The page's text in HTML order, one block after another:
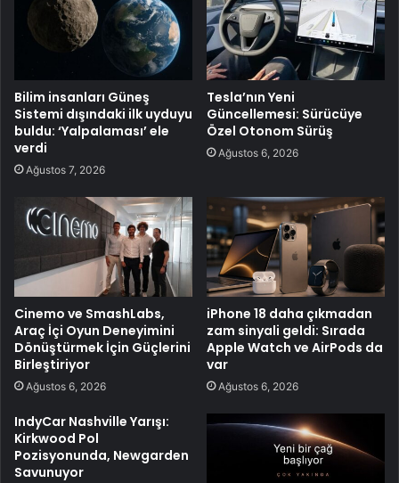
Bilim insanları Güneş
Sistemi dışındaki ilk uyduyu
buldu: ‘Yalpalaması’ ele
verdi
Ağustos 7, 2026
Tesla’nın Yeni
Güncellemesi: Sürücüye
Özel Otonom Sürüş
Ağustos 6, 2026
Cinemo ve SmashLabs,
Araç İçi Oyun Deneyimini
Dönüştürmek İçin Güçlerini
Birleştiriyor
Ağustos 6, 2026
iPhone 18 daha çıkmadan
zam sinyali geldi: Sırada
Apple Watch ve AirPods da
var
Ağustos 6, 2026
IndyCar Nashville Yarışı:
Kirkwood Pol
Pozisyonunda, Newgarden
Savunuyor